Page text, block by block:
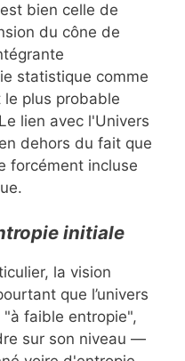
bien celle de
du cône de
statistique comme
plus probable
lien avec l'Univers
dehors du fait que
forcément incluse
initiale
la vision
que l’univers
faible entropie",
sur son niveau —